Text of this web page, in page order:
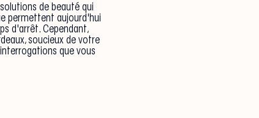
de beauté qui
permettent aujourd'hui
d'arrêt. Cependant,
soucieux de votre
que vous